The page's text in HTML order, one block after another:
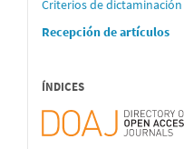
Criterios de dictaminación
Recepción de artículos
ÍNDICES